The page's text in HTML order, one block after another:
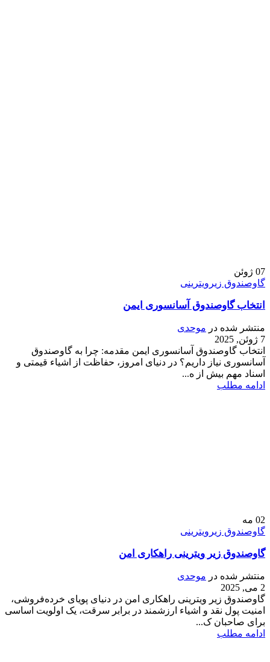
07 ژوئن
گاوصندوق زیرویترینی
انتخاب گاوصندوق آسانسوری ایمن
منتشر شده در موحدی
7 ژوئن, 2025
انتخاب گاوصندوق آسانسوری ایمن مقدمه: چرا به گاوصندوق
آسانسوری نیاز داریم؟ در دنیای امروز، حفاظت از اشیاء قیمتی و
اسناد مهم بیش از ه...
ادامه مطلب
02 مه
گاوصندوق زیرویترینی
گاوصندوق زیر ویترینی راهکاری امن
منتشر شده در موحدی
2 می, 2025
گاوصندوق زیر ویترینی راهکاری امن در دنیای پویای خرده‌فروشی،
امنیت پول نقد و اشیاء ارزشمند در برابر سرقت، یک اولویت اساسی
برای صاحبان ک...
ادامه مطلب